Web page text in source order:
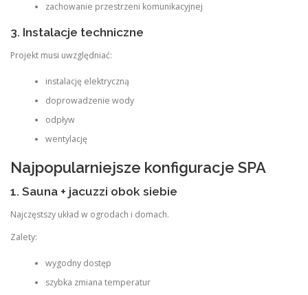
zachowanie przestrzeni komunikacyjnej
3. Instalacje techniczne
Projekt musi uwzględniać:
instalację elektryczną
doprowadzenie wody
odpływ
wentylację
Najpopularniejsze konfiguracje SPA
1. Sauna + jacuzzi obok siebie
Najczęstszy układ w ogrodach i domach.
Zalety:
wygodny dostęp
szybka zmiana temperatur